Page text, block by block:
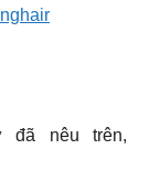
đã nêu trên,